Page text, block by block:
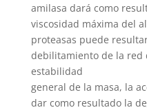
amilasa dará como
viscosidad máxima del
proteasas puede
debilitamiento de la red
estabilidad
general de la masa, la
dar como resultado la